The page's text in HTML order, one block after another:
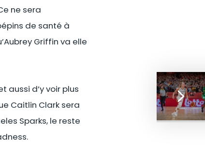
ne sera
de santé à
Griffin va elle
aussi d’y voir plus
Caitlin Clark sera
Sparks, le reste